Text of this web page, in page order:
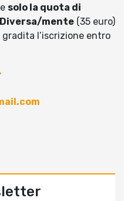
solo la quota di
mente (35 euro)
l’iscrizione entro